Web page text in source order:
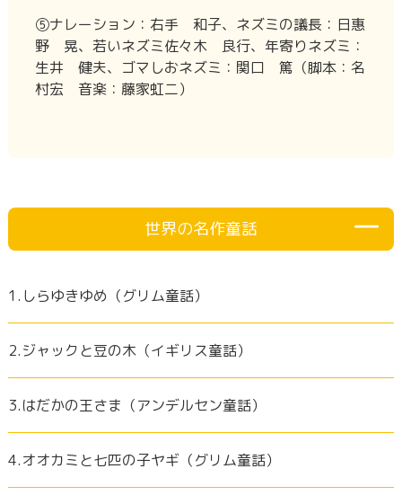
⑤ナレーション：右手 和子、ネズミの議長：日惠
野 晃、若いネズミ佐々木 良行、年寄りネズミ：
生井 健夫、ゴマしおネズミ：関口 篤（脚本：名
村宏 音楽：藤家虹二）
世界の名作童話
1.しらゆきゆめ（グリム童話）
2.ジャックと豆の木（イギリス童話）
3.はだかの王さま（アンデルセン童話）
4.オオカミと七匹の子ヤギ（グリム童話）